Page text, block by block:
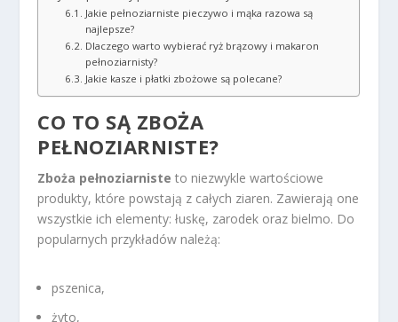
Jakie pełnoziarniste pieczywo i mąka razowa są
najlepsze?
Dlaczego warto wybierać ryż brązowy i makaron
pełnoziarnisty?
Jakie kasze i płatki zbożowe są polecane?
CO TO SĄ ZBOŻA
PEŁNOZIARNISTE?
Zboża pełnoziarniste to niezwykle wartościowe
produkty, które powstają z całych ziaren. Zawierają one
wszystkie ich elementy: łuskę, zarodek oraz bielmo. Do
popularnych przykładów należą:
pszenica,
żyto,